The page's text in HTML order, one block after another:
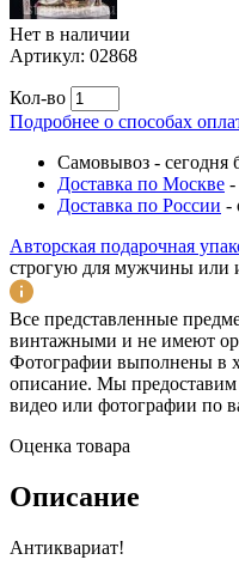
Нет в наличии
Артикул: 02868
Кол-во
Подробнее о способах
Самовывоз - сегодня
Доставка по Москве -
Доставка по России -
Авторская подарочная
строгую для мужчины
Все представленные
винтажными и не имеют
Фотографии выполнены в
описание. Мы
видео или фотографии по
Оценка товара
Описание
Антиквариат!